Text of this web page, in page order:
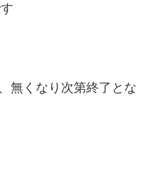
無くなり次第終了とな